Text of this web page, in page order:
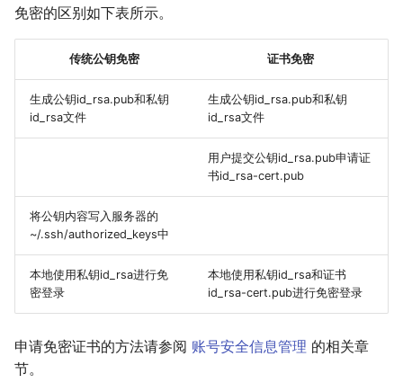
免密的区别如下表所示。
传统公钥免密 证书免密
生成公钥id_rsa.pub和私钥
id_rsa文件
生成公钥id_rsa.pub和私钥
id_rsa文件
用户提交公钥id_rsa.pub申请证
书id_rsa-cert.pub
将公钥内容写入服务器的
~/.ssh/authorized_keys中
本地使用私钥id_rsa进行免
密登录
本地使用私钥id_rsa和证书
id_rsa-cert.pub进行免密登录
申请免密证书的方法请参阅 账号安全信息管理 的相关章
节。